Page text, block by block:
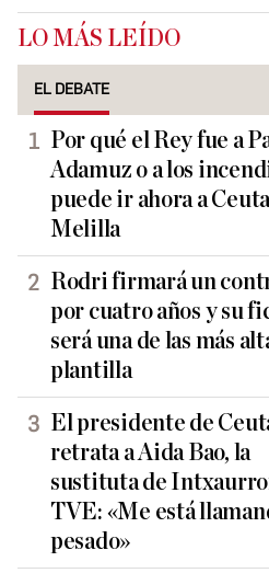
LO MÁS LEÍDO
EL DEBATE
Por qué el Rey fue a
Adamuz o a los
puede ir ahora a
Melilla
Rodri firmará un
por cuatro años y su
será una de las más
plantilla
El presidente de
retrata a Aida Bao, la
sustituta de
TVE: «Me está
pesado»